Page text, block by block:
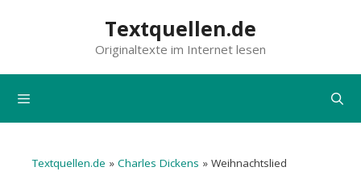
Textquellen.de
Originaltexte im Internet lesen
Textquellen.de » Charles Dickens » Weihnachtslied